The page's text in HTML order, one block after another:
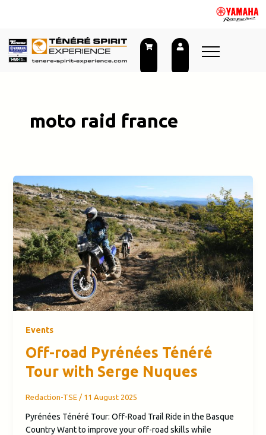
moto raid france
Events
Off-road Pyrénées Ténéré
Tour with Serge Nuques
Redaction-TSE / 11 August 2025
Pyrénées Ténéré Tour: Off-Road Trail Ride in the Basque
Country Want to improve your off-road skills while